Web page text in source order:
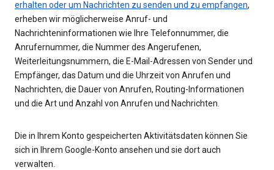
erhalten oder um Nachrichten zu senden und zu empfangen,
erheben wir möglicherweise Anruf- und
Nachrichteninformationen wie Ihre Telefonnummer, die
Anrufernummer, die Nummer des Angerufenen,
Weiterleitungsnummern, die E-Mail-Adressen von Sender und
Empfänger, das Datum und die Uhrzeit von Anrufen und
Nachrichten, die Dauer von Anrufen, Routing-Informationen
und die Art und Anzahl von Anrufen und Nachrichten.
Die in Ihrem Konto gespeicherten Aktivitätsdaten können Sie
sich in Ihrem Google-Konto ansehen und sie dort auch
verwalten.